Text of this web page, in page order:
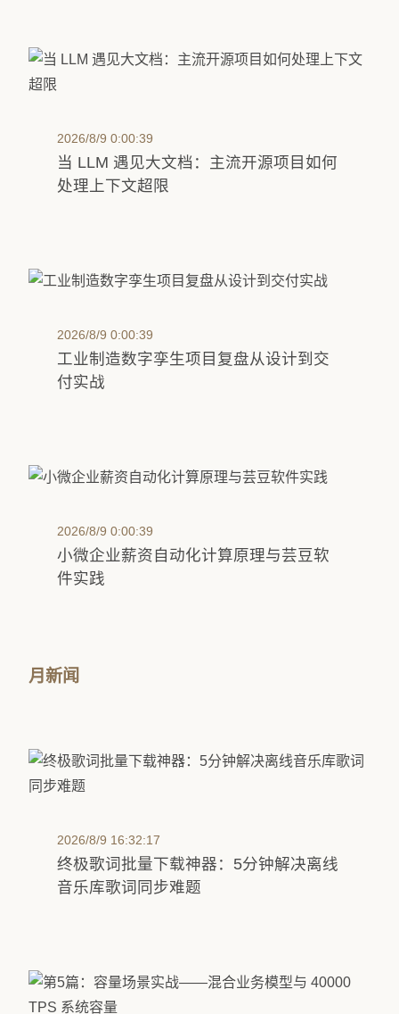
2026/8/9 0:00:39
当 LLM 遇见大文档：主流开源项目如何
处理上下文超限
2026/8/9 0:00:39
工业制造数字孪生项目复盘从设计到交
付实战
2026/8/9 0:00:39
小微企业薪资自动化计算原理与芸豆软
件实践
月新闻
2026/8/9 16:32:17
终极歌词批量下载神器：5分钟解决离线
音乐库歌词同步难题